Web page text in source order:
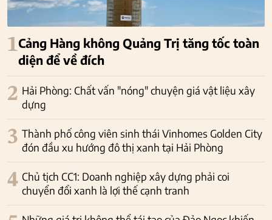
1Cảng Hàng không Quảng Trị tăng tốc toàn
diện để về đích
2 Hải Phòng: Chất vấn "nóng" chuyện giá vật liệu xây
dựng
3 Thành phố công viên sinh thái Vinhomes Golden City
đón đầu xu hướng đô thị xanh tại Hải Phòng
4 Chủ tịch CC1: Doanh nghiệp xây dựng phải coi
chuyển đổi xanh là lợi thế cạnh tranh